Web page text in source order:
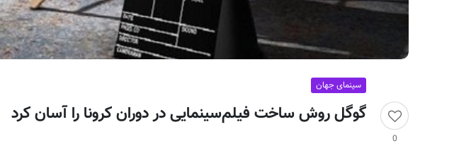
0
سینمای جهان
گوگل روش ساخت فیلم‌سینمایی در دوران کرونا را آسان کرد